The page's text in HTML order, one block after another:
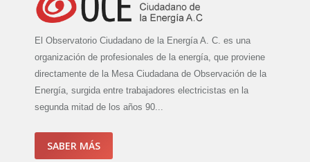
El Observatorio Ciudadano de la Energía A. C. es una
organización de profesionales de la energía, que proviene
directamente de la Mesa Ciudadana de Observación de la
Energía, surgida entre trabajadores electricistas en la
segunda mitad de los años 90...
SABER MÁS